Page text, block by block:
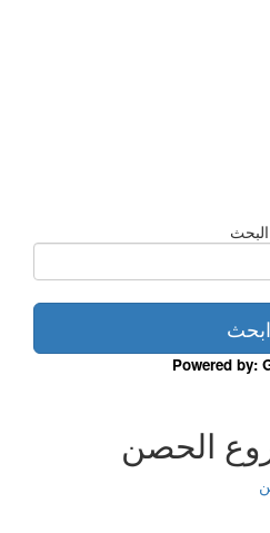
البحث
Powered by:
الحصن